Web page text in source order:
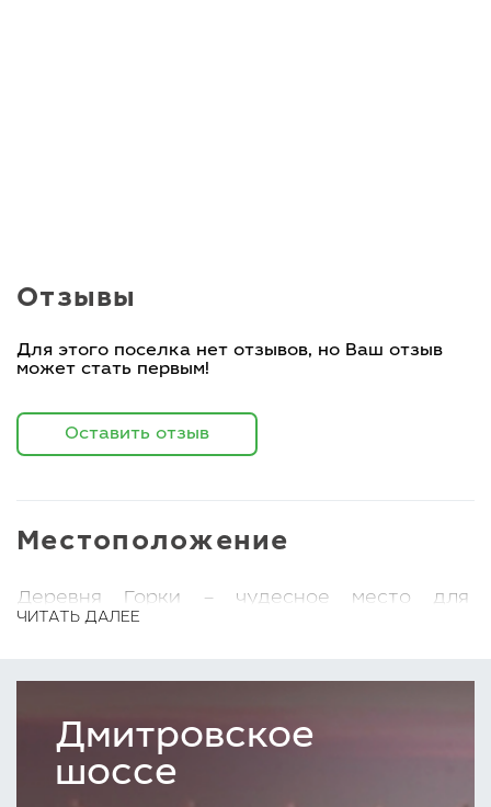
Отзывы
Для этого поселка нет отзывов, но Ваш отзыв
может стать первым!
Оставить отзыв
Местоположение
Деревня Горки – чудесное место для
проживания или отдыха. В живописный
Приобретение недвижимости в Горки – это
компании соседей, при этом не чувствуя
себя как в «муравейнике».
ЧИТАТЬ ДАЛЕЕ
Дмитровское
шоссе